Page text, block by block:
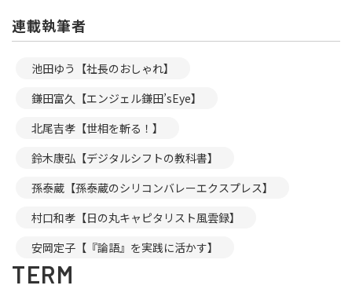
連載執筆者
池田ゆう【社長のおしゃれ】
鎌田富久【エンジェル鎌田’sEye】
北尾吉孝【世相を斬る！】
鈴木康弘【デジタルシフトの教科書】
孫泰蔵【孫泰蔵のシリコンバレーエクスプレス】
村口和孝【日の丸キャピタリスト風雲録】
安岡定子【『論語』を実践に活かす】
TERM